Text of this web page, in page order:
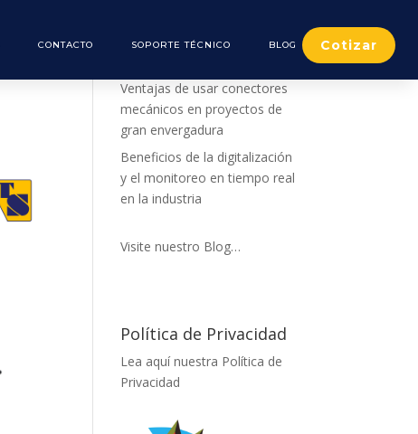
CONTACTO SOPORTE TÉCNICO BLOG Cotizar
Ventajas de usar conectores
mecánicos en proyectos de
gran envergadura
Beneficios de la digitalización
y el monitoreo en tiempo real
en la industria
Visite nuestro Blog…
Política de Privacidad
Lea aquí nuestra Política de
Privacidad